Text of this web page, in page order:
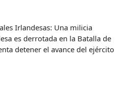
Irlandesas: Una milicia
es derrotada en la Batalla de
detener el avance del ejército